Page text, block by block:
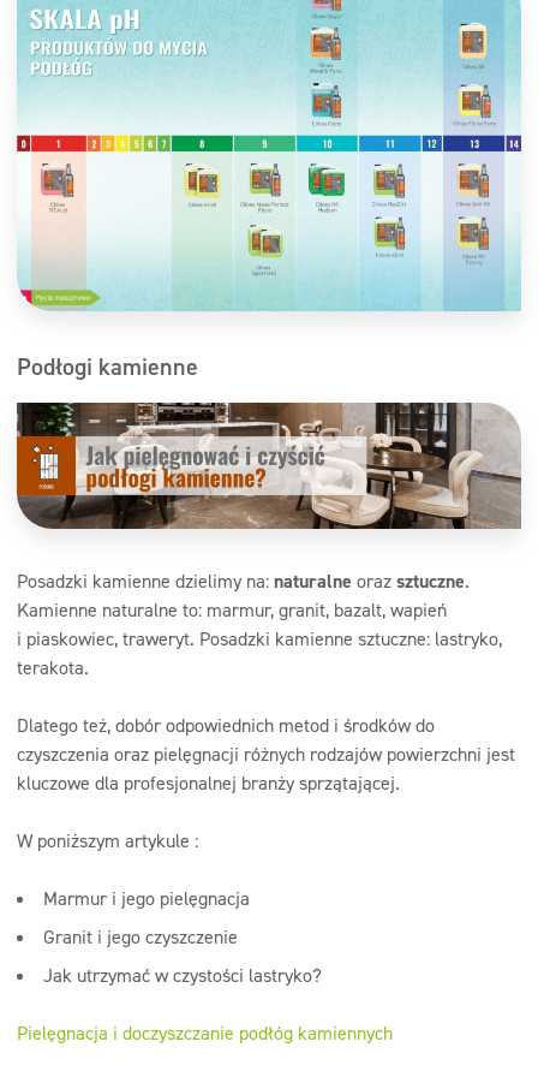
Podłogi kamienne
Posadzki kamienne dzielimy na:naturalne orazsztuczne.
Kamienne naturalne to: marmur, granit, bazalt, wapień
i piaskowiec, traweryt. Posadzki kamienne sztuczne: lastryko,
terakota.
Dlatego też, dobór odpowiednich metod i środków do
czyszczenia oraz pielęgnacji różnych rodzajów powierzchni jest
kluczowe dla profesjonalnej branży sprzątającej.
W poniższym artykule :
Marmur i jego pielęgnacja
Granit i jego czyszczenie
Jak utrzymać w czystości lastryko?
Pielęgnacja i doczyszczanie podłóg kamiennych